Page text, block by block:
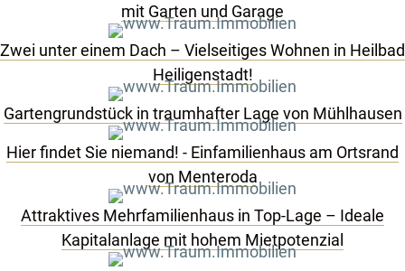
mit Garten und Garage
Zwei unter einem Dach – Vielseitiges Wohnen in Heilbad
Heiligenstadt!
Gartengrundstück in traumhafter Lage von Mühlhausen
Hier findet Sie niemand! - Einfamilienhaus am Ortsrand
von Menteroda
Attraktives Mehrfamilienhaus in Top-Lage – Ideale
Kapitalanlage mit hohem Mietpotenzial